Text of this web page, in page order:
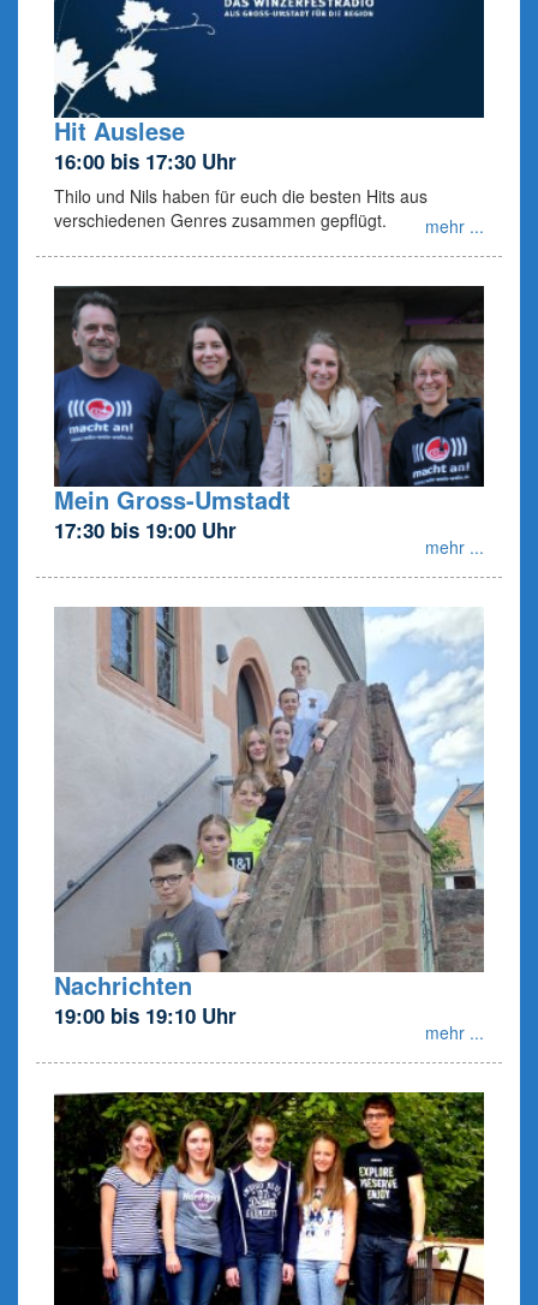
Hit Auslese
16:00 bis 17:30 Uhr
Thilo und Nils haben für euch die besten Hits aus
verschiedenen Genres zusammen gepflügt.
mehr ...
Mein Gross-Umstadt
17:30 bis 19:00 Uhr
mehr ...
Nachrichten
19:00 bis 19:10 Uhr
mehr ...